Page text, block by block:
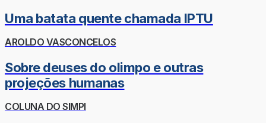
Uma batata quente chamada IPTU
AROLDO VASCONCELOS
Sobre deuses do olimpo e outras
projeções humanas
COLUNA DO SIMPI